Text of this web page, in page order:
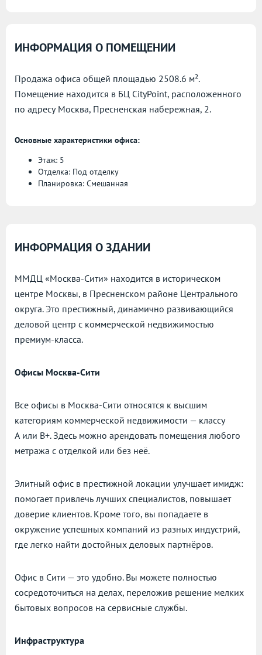
ИНФОРМАЦИЯ О ПОМЕЩЕНИИ
Продажа офиса общей площадью 2508.6 м².
Помещение находится в БЦ CityPoint, расположенного
по адресу Москва, Пресненская набережная, 2.
Основные характеристики офиса:
Этаж: 5
Отделка: Под отделку
Планировка: Смешанная
ИНФОРМАЦИЯ О ЗДАНИИ
ММДЦ «Москва-Сити» находится в историческом
центре Москвы, в Пресненском районе Центрального
округа. Это престижный, динамично развивающийся
деловой центр с коммерческой недвижимостью
премиум-класса.
Офисы Москва-Сити
Все офисы в Москва-Сити относятся к высшим
категориям коммерческой недвижимости — классу
А или В+. Здесь можно арендовать помещения любого
метража с отделкой или без неё.
Элитный офис в престижной локации улучшает имидж:
помогает привлечь лучших специалистов, повышает
доверие клиентов. Кроме того, вы попадаете в
окружение успешных компаний из разных индустрий,
где легко найти достойных деловых партнёров.
Офис в Сити — это удобно. Вы можете полностью
сосредоточиться на делах, переложив решение мелких
бытовых вопросов на сервисные службы.
Инфраструктура